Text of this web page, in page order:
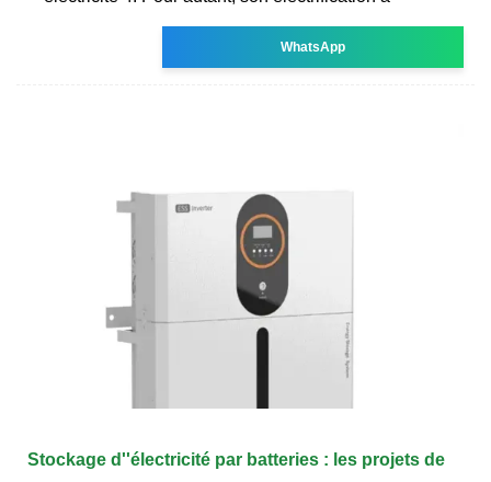
WhatsApp
Stockage d''électricité par batteries : les projets de